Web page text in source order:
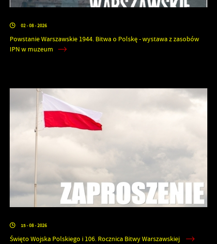
02 - 08 - 2026
Powstanie Warszawskie 1944. Bitwa o Polskę - wystawa z zasobów
IPN w muzeum
15 - 08 - 2026
Święto Wojska Polskiego i 106. Rocznica Bitwy Warszawskiej